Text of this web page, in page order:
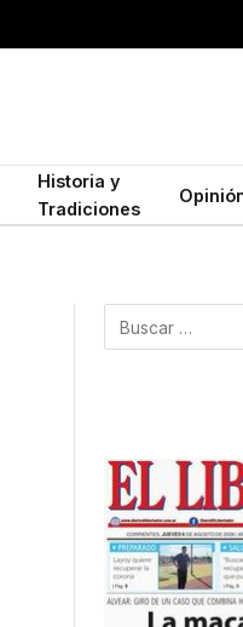
Historia y
Tradiciones